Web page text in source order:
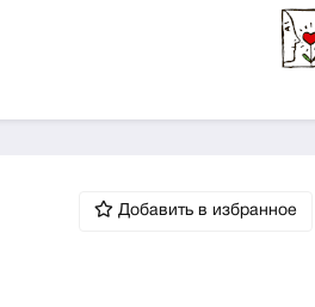
Добавить в избранное